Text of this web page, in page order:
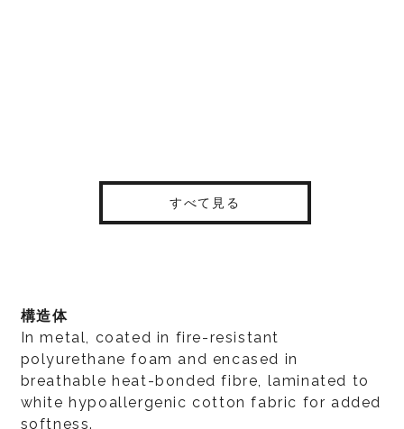
すべて見る
構造体
In metal, coated in fire-resistant
polyurethane foam and encased in
breathable heat-bonded fibre, laminated to
white hypoallergenic cotton fabric for added
softness.